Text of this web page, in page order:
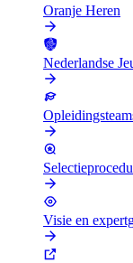
Oranje Heren
Nederlandse
Visie en